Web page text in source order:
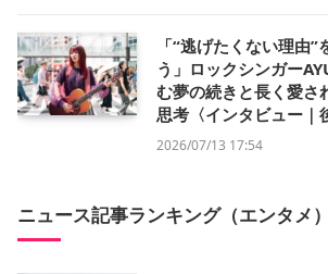
「“逃げたくない理由
う」ロックシンガー
む夢の続きと長く愛さ
思考〈インタビュー｜
2026/07/13 17:54
ニュース記事ランキング（エンタメ）